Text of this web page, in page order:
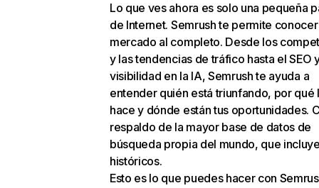
Lo que ves ahora es solo una pequeña
de Internet. Semrush te permite
mercado al completo. Desde los
y las tendencias de tráfico hasta el SEO
visibilidad en la IA, Semrush te ayuda a
entender quién está triunfando, por qué
hace y dónde están tus oportunidades.
respaldo de la mayor base de datos de
búsqueda propia del mundo, que
históricos.
Esto es lo que puedes hacer con